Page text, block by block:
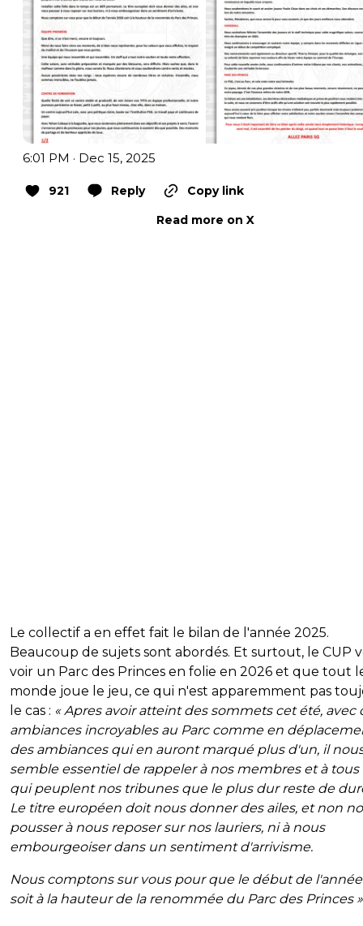
6:01 PM · Dec 15, 2025
921 Reply
Copy link
Read more on X
Le collectif a en effet fait le bilan de l'année 2025.
Beaucoup de sujets sont abordés. Et surtout, le CUP
voir un Parc des Princes en folie en 2026 et que tout
monde joue le jeu, ce qui n'est apparemment pas
le cas : « Apres avoir atteint des sommets cet été, avec
ambiances incroyables au Parc comme en
des ambiances qui en auront marqué plus d'un, il
semble essentiel de rappeler à nos membres et à tous
qui peuplent nos tribunes que le plus dur reste de
Le titre européen doit nous donner des ailes, et non
pousser à nous reposer sur nos lauriers, ni à nous
embourgeoiser dans un sentiment d'arrivisme.
Nous comptons sur vous pour que le début de
soit à la hauteur de la renommée du Parc des Princes »